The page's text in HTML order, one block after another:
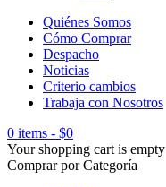
Quiénes Somos
Cómo Comprar
Despacho
Noticias
Criterio cambios
Trabaja con Nosotros
0 items - $0
Your shopping cart is empty
Comprar por Categoría